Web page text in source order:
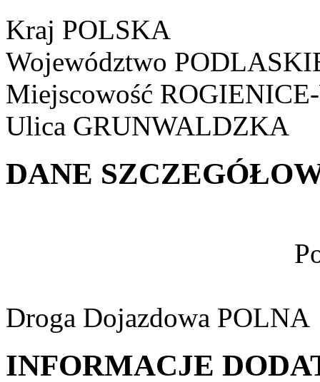
Kraj POLSKA
Województwo
Miejscowość
Ulica GRUNWALDZKA
DANE
Droga Dojazdowa POLNA
INFORMACJE